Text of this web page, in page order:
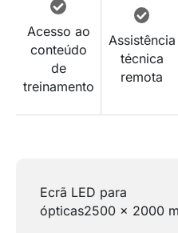
Acesso ao
conteúdo
de
treinamento
Assistência
técnica
remota
Ecrã LED para
ópticas2500 x 2000